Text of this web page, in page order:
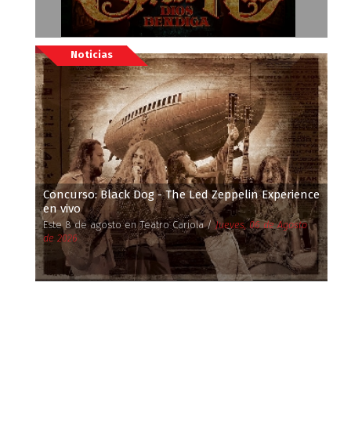
Noticias
Concurso: Black Dog - The Led Zeppelin Experience
en vivo
Este 8 de agosto en Teatro Cariola /Jueves, 06 de Agosto
de 2026